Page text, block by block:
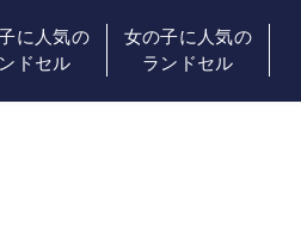
に人気の
ドセル
女の子に人気の
ランドセル